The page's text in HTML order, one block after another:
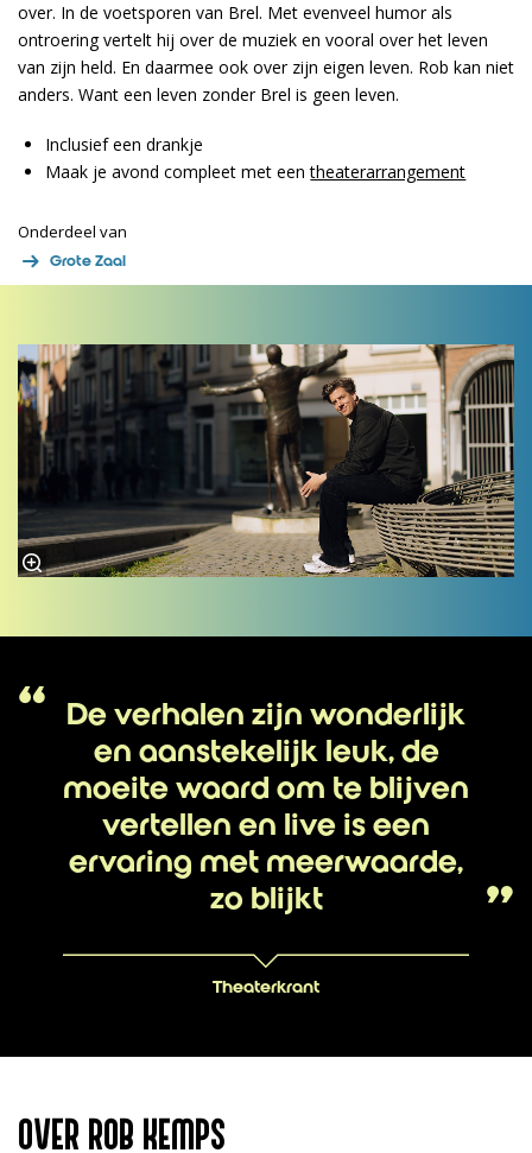
over. In de voetsporen van Brel. Met evenveel humor als
ontroering vertelt hij over de muziek en vooral over het leven
van zijn held. En daarmee ook over zijn eigen leven. Rob kan niet
anders. Want een leven zonder Brel is geen leven.
Inclusief een drankje
Maak je avond compleet met eentheaterarrangement
Onderdeel van
Grote Zaal
De verhalen zijn wonderlijk
en aanstekelijk leuk, de
moeite waard om te blijven
vertellen en live is een
ervaring met meerwaarde,
zo blijkt
Theaterkrant
OVER ROB KEMPS